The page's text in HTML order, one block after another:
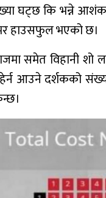
घट्छ कि भन्ने
हाउसफुल भएको छ।
समेत विहानी
आउने दर्शकको संख्या